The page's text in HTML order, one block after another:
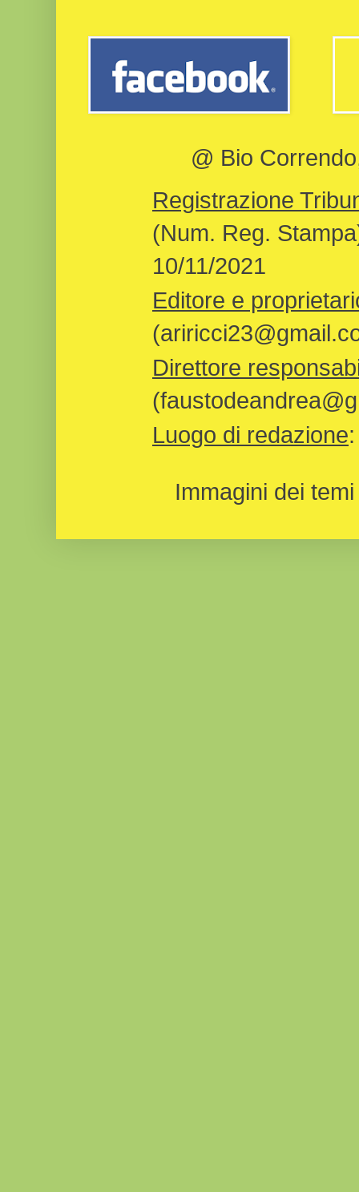
@ Bio
Registrazione
(Num. Reg.
10/11/2021
Editore e
Direttore
Luogo di redazione
Immagini dei